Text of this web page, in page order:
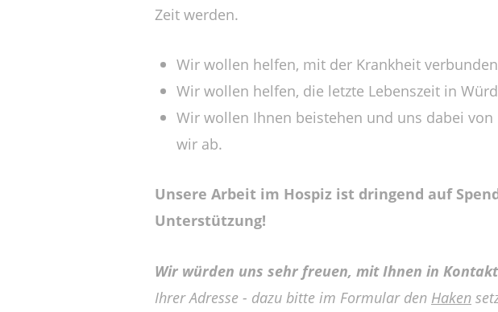
Zeit werden.
Wir wollen helfen, mit der Krankheit
Wir wollen helfen, die letzte Lebenszeit in
Wir wollen Ihnen beistehen und uns dabei
wir ab.
Unsere Arbeit im Hospiz ist dringend auf
Unterstützung!
Wir würden uns sehr freuen, mit Ihnen in
Ihrer Adresse - dazu bitte im Formular den Haken